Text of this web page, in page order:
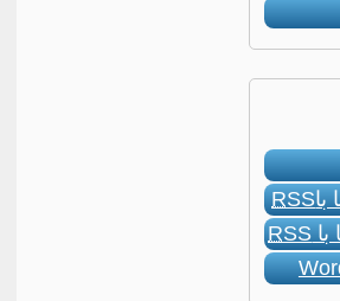
باRSS
باRSS